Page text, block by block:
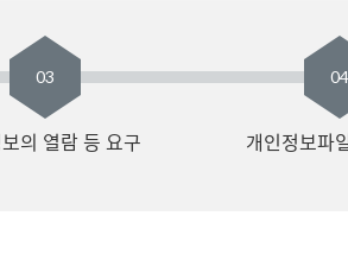
03
의 열람 등 요구
04
개인정보파